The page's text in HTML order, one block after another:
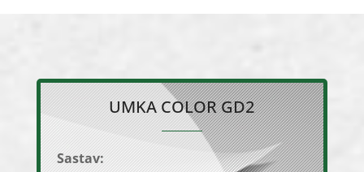
UMKA COLOR GD2
Sastav: